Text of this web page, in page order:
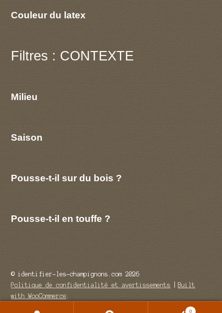
Couleur du latex
Filtres : CONTEXTE
Milieu
Saison
Pousse-t-il sur du bois ?
Pousse-t-il en touffe ?
© identifier-les-champignons.com 2026
Politique de confidentialité et avertissements
Built
with WooCommerce
0